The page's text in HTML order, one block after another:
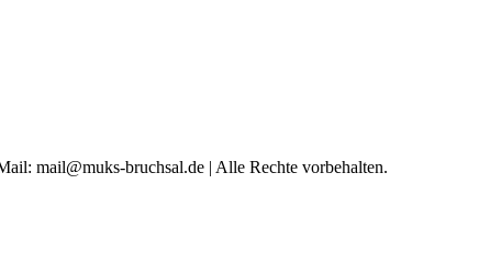
mail@muks-bruchsal.de | Alle Rechte vorbehalten.